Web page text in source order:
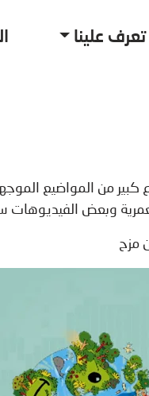
تعرف علينا
كبير من المواضيع
وبعض الفيديوهات